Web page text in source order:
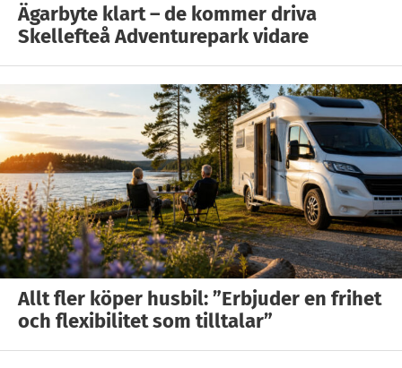
Ägarbyte klart – de kommer driva
Skellefteå Adventurepark vidare
Allt fler köper husbil: ”Erbjuder en frihet
och flexibilitet som tilltalar”